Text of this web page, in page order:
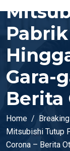
Gara-
Home
Mitsubishi Tutup
Corona – Berita